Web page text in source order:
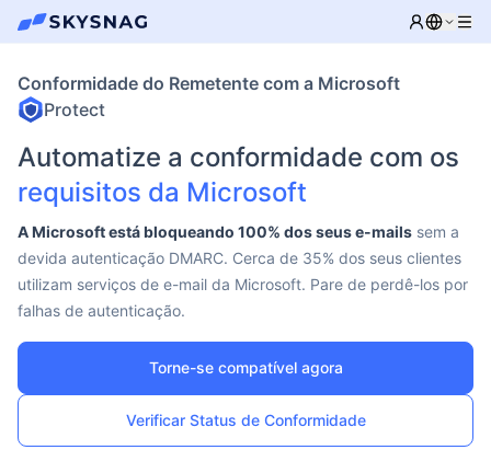
Conformidade do Remetente com a Microsoft
Protect
Automatize a conformidade com os
requisitos da Microsoft
A Microsoft está bloqueando 100% dos seus e-mails sem a
devida autenticação DMARC. Cerca de 35% dos seus clientes
utilizam serviços de e-mail da Microsoft. Pare de perdê-los por
falhas de autenticação.
Torne-se compatível agora
Verificar Status de Conformidade